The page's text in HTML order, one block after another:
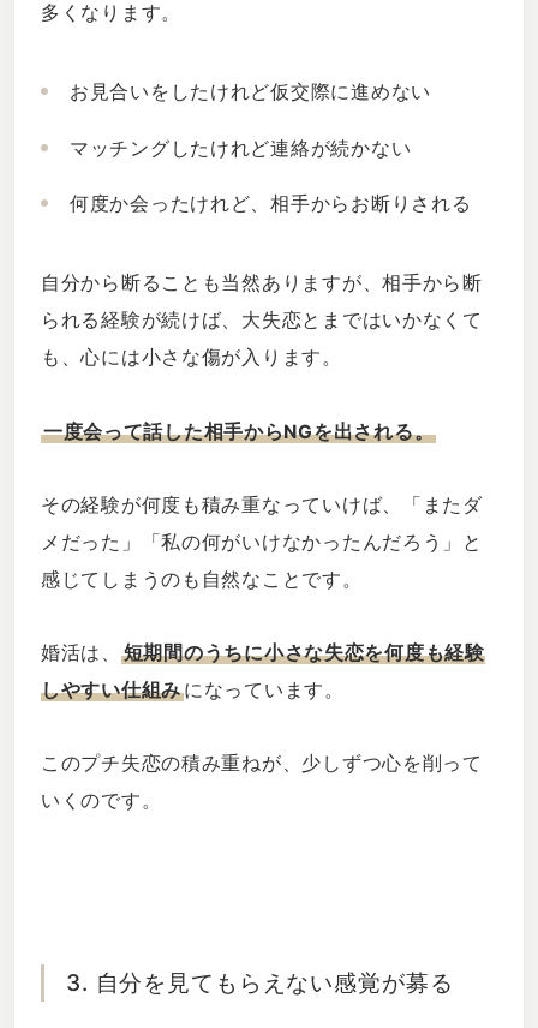
多くなります。
お見合いをしたけれど仮交際に進めない
マッチングしたけれど連絡が続かない
何度か会ったけれど、相手からお断りされる
自分から断ることも当然ありますが、相手から断
られる経験が続けば、大失恋とまではいかなくて
も、心には小さな傷が入ります。
一度会って話した相手からNGを出される。
その経験が何度も積み重なっていけば、「またダ
メだった」「私の何がいけなかったんだろう」と
感じてしまうのも自然なことです。
婚活は、 短期間のうちに小さな失恋を何度も経験
しやすい仕組みになっています。
このプチ失恋の積み重ねが、少しずつ心を削って
いくのです。
3. 自分を見てもらえない感覚が募る